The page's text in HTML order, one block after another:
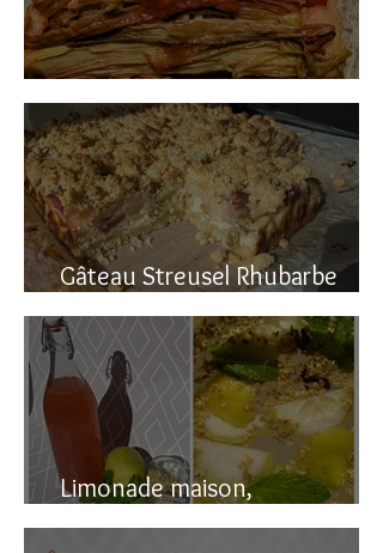
Gâteau renversé à la rhubarbe
Gâteau Streusel Rhubarbe
Pomme, facile et hyper bon!
Limonade maison,
naturellement pétillante!!!